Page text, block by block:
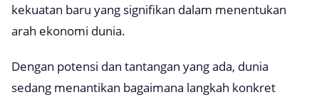
kekuatan baru yang signifikan dalam menentukan
arah ekonomi dunia.
Dengan potensi dan tantangan yang ada, dunia
sedang menantikan bagaimana langkah konkret